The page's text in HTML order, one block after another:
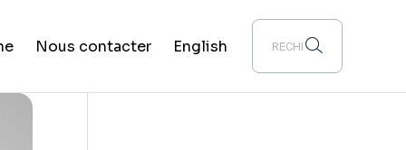
Nous contacter English